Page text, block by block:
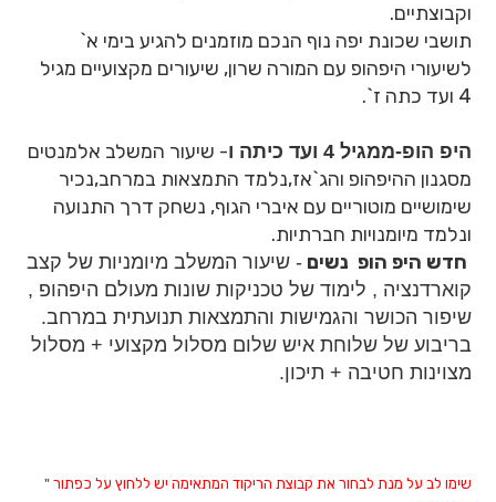
וקבוצתיים.
תושבי שכונת יפה נוף הנכם מוזמנים להגיע בימי א`
לשיעורי היפהופ עם המורה שרון, שיעורים מקצועיים מגיל
4 ועד כתה ז`.
היפ הופ-ממגיל 4 ועד כיתה ו
- שיעור המשלב אלמנטים
מסגנון ההיפהופ והג`אז,נלמד התמצאות במרחב,נכיר
שימושיים מוטוריים עם איברי הגוף, נשחק דרך התנועה
ונלמד מיומנויות חברתיות.
חדש היפ הופ נשים- שיעור המשלב מיומניות של קצב
קוארדנציה , לימוד של טכניקות שונות מעולם היפהופ ,
שיפור הכושר והגמישות והתמצאות תנועתית במרחב.
בריבוע של שלוחת איש שלום מסלול מקצועי + מסלול
מצוינות חטיבה + תיכון.
שימו לב על מנת לבחור את קבוצת הריקוד המתאימה יש ללחוץ על כפתור "